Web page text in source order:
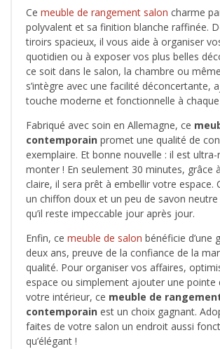
Ce meuble de rangement salon charme
polyvalent et sa finition blanche raffinée.
tiroirs spacieux, il vous aide à organiser
quotidien ou à exposer vos plus belles
ce soit dans le salon, la chambre ou
s’intègre avec une facilité déconcertante,
touche moderne et fonctionnelle à chaque
Fabriqué avec soin en Allemagne, ce
contemporain promet une qualité de
exemplaire. Et bonne nouvelle : il est ultra-
monter ! En seulement 30 minutes, grâce
claire, il sera prêt à embellir votre espace.
un chiffon doux et un peu de savon
qu’il reste impeccable jour après jour.
Enfin, ce meuble de salon bénéficie d’une
deux ans, preuve de la confiance de la
qualité. Pour organiser vos affaires,
espace ou simplement ajouter une pointe
votre intérieur, ce meuble de
contemporain est un choix gagnant.
faites de votre salon un endroit aussi
qu’élégant !